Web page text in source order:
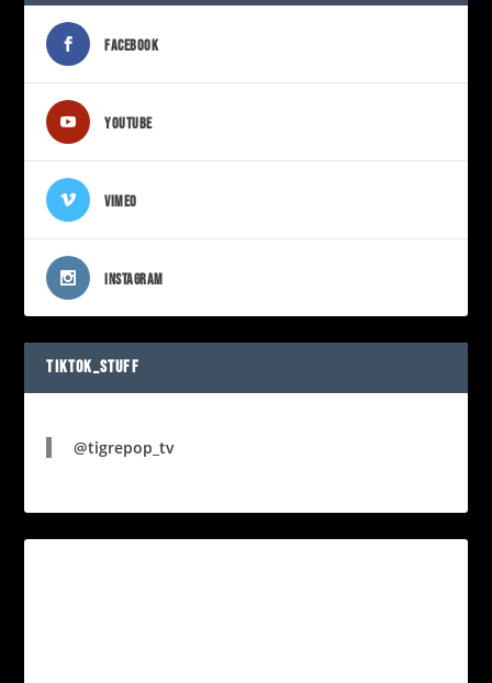
FACEBOOK
YOUTUBE
VIMEO
INSTAGRAM
TIKTOK_STUFF
@tigrepop_tv